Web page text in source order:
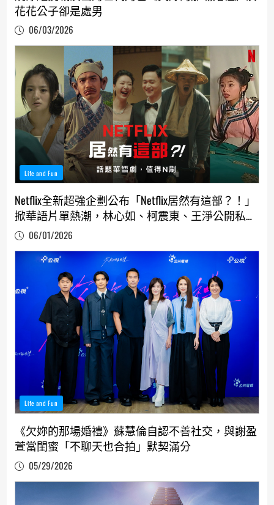
花花公子卻是處男
06/03/2026
Life and Fun
Netflix全新超強企劃公布「Netflix居然有這部？！」
掀華語片單熱潮，林心如、柯震東、王淨公開私藏
神作06/01/2026
Life and Fun
《欠妳的那場婚禮》蘇慧倫自認不善社交，與謝盈
萱當閨蜜「不聊天也合拍」默契滿分
05/29/2026